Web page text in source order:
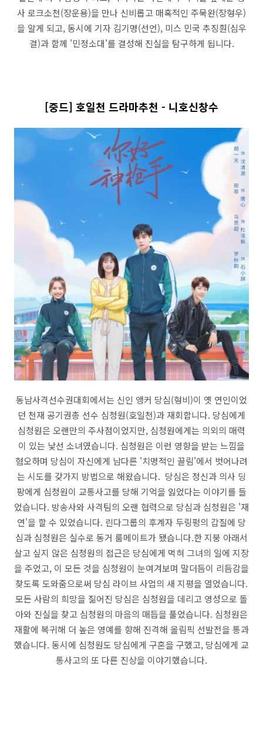
사 로크소천(장운용)을 만나 신비롭고 매혹적인 주묵완(장형우)
을 알게 되고, 동시에 기자 김기명(선언), 미스 민국 추징훤(심우
결)과 함께 '민정소대'를 결성해 진실을 탐구하게 됩니다.
[중드] 호일천 드라마추천 - 니호신창수
동남사격선수권대회에서는 신인 앵커 당심(형비)이 옛 연인이었
던 천재 공기권총 선수 심청원(호일천)과 재회합니다. 당심에게
심청원은 오랜만의 주사점이었지만, 심청원에게는 의외의 매력
이 있는 낯선 소녀였습니다. 심청원은 이런 영향을 받는 느낌을
혐오하며 당심이 자신에게 남다른 '치명적인 끌림'에서 벗어나려
는 시도를 갖가지 방법으로 해왔습니다. 당심은 정신과 의사 딩
팡에게 심청원이 교통사고를 당해 기억을 잃었다는 이야기를 들
었습니다. 방송사와 사격팀의 오랜 협력으로 당심과 심청원은 '재
연'을 할 수 있었습니다. 린다그룹의 후계자 두링펑의 갑질에 당
심과 심청원은 실수로 동거 룸메이트가 됐습니다.한 지붕 아래서
살고 싶지 않은 심청원의 접근은 당심에게 먹혀 그녀의 일에 지장
을 주었고, 이 모든 것을 심청원이 눈여겨보며 말더듬이 리듬감을
찾도록 도와줌으로써 당심 라이브 사업의 새 지평을 열었습니다.
모든 사람의 희망을 짊어진 당심은 심청원을 데리고 영성으로 돌
아와 진실을 찾고 심청원의 마음의 매듭을 풀었습니다. 심청원은
재활에 복귀해 더 높은 영예를 향해 진격해 올림픽 선발전을 통과
했습니다. 동시에 심청원도 당심에게 구혼을 구했고, 당심에게 교
통사고의 또 다른 진상을 이야기했습니다.